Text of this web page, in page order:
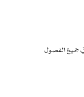
جميع الفصول